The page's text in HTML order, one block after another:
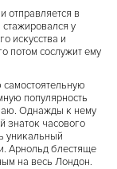
отправляется в
у
искусства и
потом сослужит ему
популярность
Однажды к нему
знаток часового
уникальный
Арнольд блестяще
на весь Лондон.